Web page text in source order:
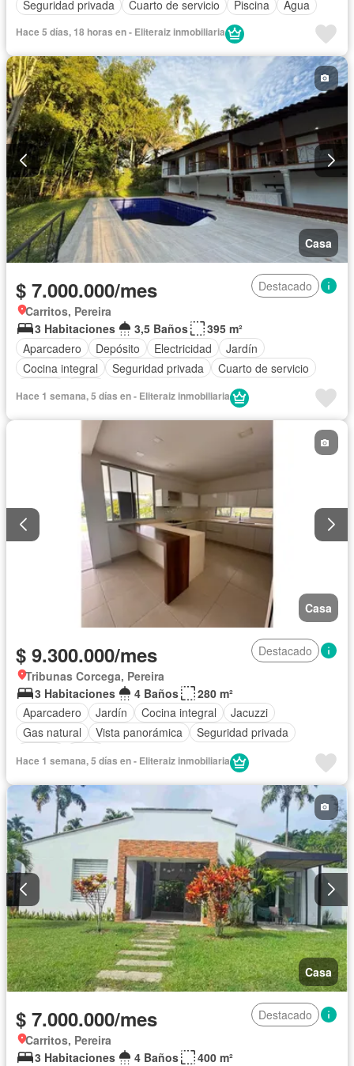
Seguridad privada Cuarto de servicio Piscina Agua
Hace 5 días, 18 horas en - Eliteraiz inmobiliaria
Casa
$ 7.000.000/mes
Destacado
Carritos, Pereira
3 Habitaciones
3,5 Baños
395 m²
Aparcadero
Depósito Electricidad
Jardín
Cocina integral
Seguridad privada
Cuarto de servicio
Hace 1 semana, 5 días en - Eliteraiz inmobiliaria
Casa
$ 9.300.000/mes
Destacado
Tribunas Corcega, Pereira
3 Habitaciones
4 Baños
280 m²
Aparcadero
Jardín Cocina integral
Jacuzzi
Gas natural
Vista panorámica
Seguridad privada
Hace 1 semana, 5 días en - Eliteraiz inmobiliaria
Casa
$ 7.000.000/mes
Destacado
Carritos, Pereira
3 Habitaciones
4 Baños
400 m²